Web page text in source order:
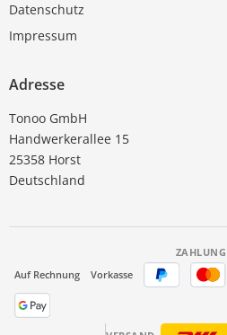
Datenschutz
Impressum
Adresse
Tonoo GmbH
Handwerkerallee 15
25358 Horst
Deutschland
ZAHLUNG
Auf Rechnung
Vorkasse